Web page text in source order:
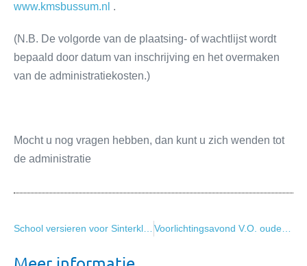
www.kmsbussum.nl .
(N.B. De volgorde van de plaatsing- of wachtlijst wordt
bepaald door datum van inschrijving en het overmaken
van de administratiekosten.)
Mocht u nog vragen hebben, dan kunt u zich wenden tot
de administratie
Voorlichtingsavond V.O. ouders groep 8